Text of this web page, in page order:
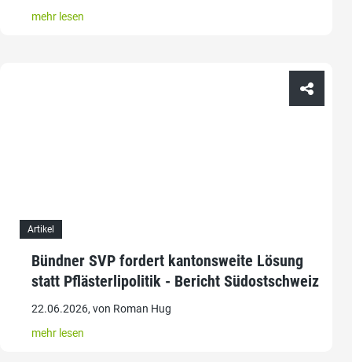
mehr lesen
Artikel
Bündner SVP fordert kantonsweite Lösung
statt Pflästerlipolitik - Bericht Südostschweiz
22.06.2026, von Roman Hug
mehr lesen